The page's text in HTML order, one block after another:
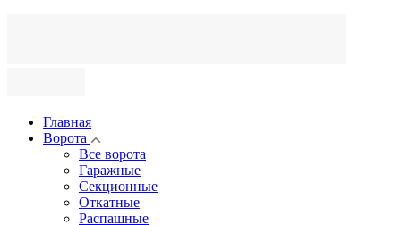
Главная
Ворота
Все ворота
Гаражные
Секционные
Откатные
Распашные